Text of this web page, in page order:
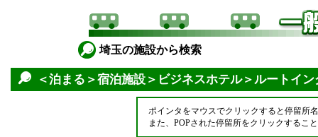
埼玉の施設から検索
＜泊まる＞宿泊施設＞ビジネスホテル＞ルートイ
ポインタをマウスでクリックすると停留所
また、POPされた停留所をクリックするこ